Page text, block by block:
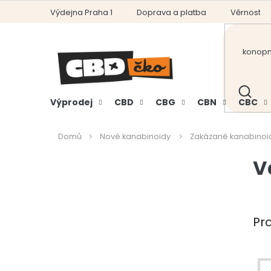
Výdejna Praha 1 Doprava a platba Věrnostní
HLEDAT
Výprodej CBD CBG CBN CBC
Domů Nové kanabinoidy Zakázané